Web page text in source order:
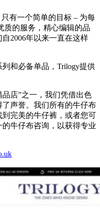
有一个简单的目标 – 为每
质的服务，精心编辑的品
2006年以来一直在这样
和必备单品，Trilogy提供
品店”之一，我们凭借出色
声誉。我们所有的牛仔布
完美的牛仔裤，或者您可
牛仔布咨询，以获得专业